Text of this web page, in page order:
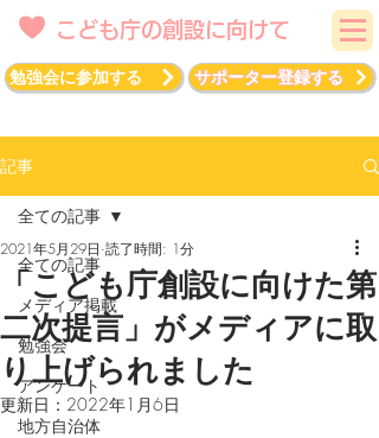
こども庁の創設に向けて
勉強会に参加する サポーター登録する
記事
全ての記事
メディア掲載
勉強会
アンケート
地方自治体
全ての記事
「こども庁創設に向けた第
二次提言」がメディアに取
り上げられました
2021年5月29日 読了時間: 1分
更新日： 2022年1月6日